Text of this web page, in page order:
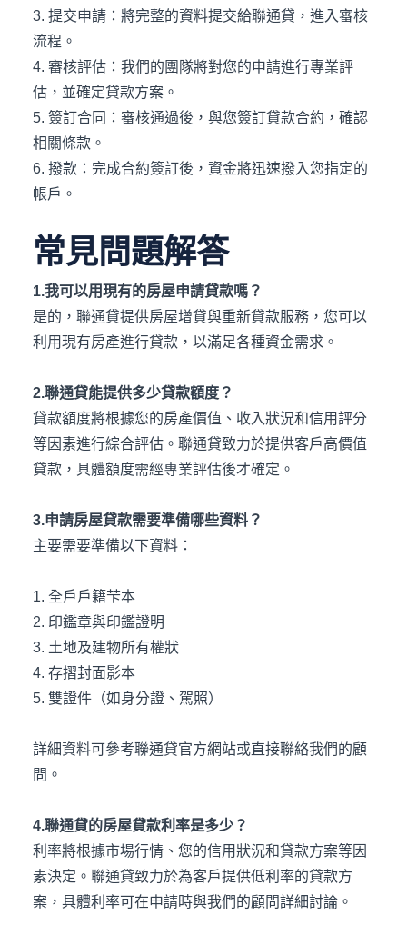
3. 提交申請：將完整的資料提交給聯通貸，進入審核
流程。
4. 審核評估：我們的團隊將對您的申請進行專業評
估，並確定貸款方案。
5. 簽訂合同：審核通過後，與您簽訂貸款合約，確認
相關條款。
6. 撥款：完成合約簽訂後，資金將迅速撥入您指定的
帳戶。
常見問題解答
1.我可以用現有的房屋申請貸款嗎？
是的，聯通貸提供房屋增貸與重新貸款服務，您可以
利用現有房產進行貸款，以滿足各種資金需求。
2.聯通貸能提供多少貸款額度？
貸款額度將根據您的房產價值、收入狀況和信用評分
等因素進行綜合評估。聯通貸致力於提供客戶高價值
貸款，具體額度需經專業評估後才確定。
3.申請房屋貸款需要準備哪些資料？
主要需要準備以下資料：
1. 全戶戶籍芐本
2. 印鑑章與印鑑證明
3. 土地及建物所有權狀
4. 存摺封面影本
5. 雙證件（如身分證、駕照）
詳細資料可參考聯通貸官方網站或直接聯絡我們的顧
問。
4.聯通貸的房屋貸款利率是多少？
利率將根據市場行情、您的信用狀況和貸款方案等因
素決定。聯通貸致力於為客戶提供低利率的貸款方
案，具體利率可在申請時與我們的顧問詳細討論。